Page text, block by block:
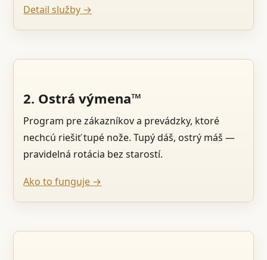
Detail služby →
2. Ostrá výmena™
Program pre zákazníkov a prevádzky, ktoré
nechcú riešiť tupé nože. Tupý dáš, ostrý máš —
pravidelná rotácia bez starostí.
Ako to funguje →